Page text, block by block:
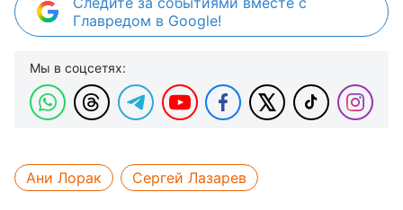
Главредом в Google!
Мы в соцсетях:
Ани Лорак Сергей Лазарев